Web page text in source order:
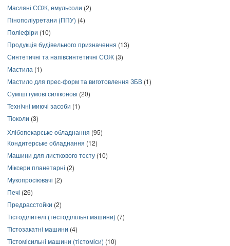
Масляні СОЖ, емульсоли (2)
Пінополіуретани (ППУ) (4)
Поліефіри (10)
Продукція будівельного призначення (13)
Синтетичні та напівсинтетичні СОЖ (3)
Мастила (1)
Мастило для прес-форм та виготовлення ЗБВ (1)
Суміші гумові силіконові (20)
Технічні миючі засоби (1)
Тіоколи (3)
Хлібопекарське обладнання (95)
Кондитерське обладнання (12)
Машини для листкового тесту (10)
Міксери планетарні (2)
Мукопросіювачі (2)
Печі (26)
Предрасстойки (2)
Тістоділителі (тестоділільні машини) (7)
Тістозакатні машини (4)
Тістомісильні машини (тістоміси) (10)